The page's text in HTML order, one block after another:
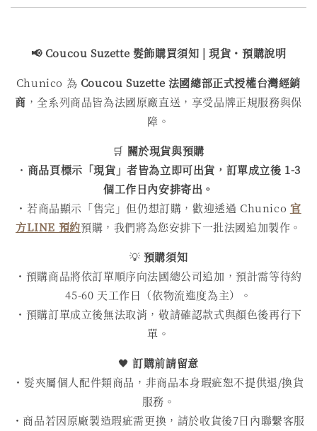
📢 Coucou Suzette 髮飾購買須知 | 現貨・預購說明
Chunico 為 Coucou Suzette 法國總部正式授權台灣經銷
商 ，全系列商品皆為法國原廠直送，享受品牌正規服務與保
障。
🛒 關於現貨與預購
・ 商品頁標示「現貨」者皆為立即可出貨，訂單成立後 1-3
個工作日內安排寄出。
・若商品顯示「售完」但仍想訂購，歡迎透過 Chunico 官
方LINE 預約預購，我們將為您安排下一批法國追加製作。
💡 預購須知
・預購商品將依訂單順序向法國總公司追加，預計需等待約
45-60 天工作日（依物流進度為主）。
・預購訂單成立後無法取消，敬請確認款式與顏色後再行下
單。
🖤訂購前請留意
・髮夾屬個人配件類商品，非商品本身瑕疵恕不提供退/換貨
服務。
・商品若因原廠製造瑕疵需更換，請於收貨後7日內聯繫客服